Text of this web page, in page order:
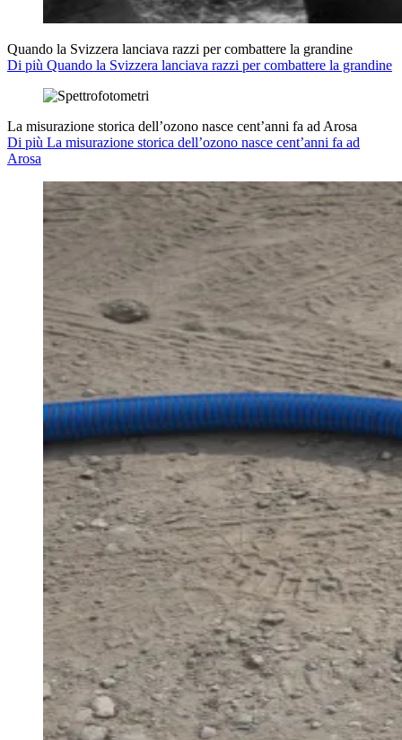
Quando la Svizzera lanciava razzi per combattere la grandine
Di più Quando la Svizzera lanciava razzi per combattere la grandine
La misurazione storica dell’ozono nasce cent’anni fa ad Arosa
Di più La misurazione storica dell’ozono nasce cent’anni fa ad
Arosa